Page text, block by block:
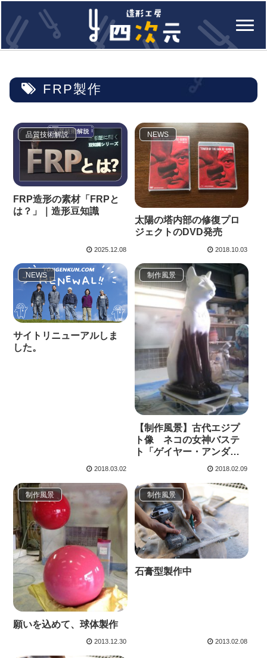
FRP製作
品質技術解説
FRP造形の素材「FRPと
は？」｜造形豆知識
2025.12.08
NEWS
太陽の塔内部の修復プロ
ジェクトのDVD発売
2018.10.03
NEWS
サイトリニューアルしま
した。
2018.03.02
制作風景
【制作風景】古代エジプ
ト像 ネコの女神バステ
ト「ゲイヤー・アンダー
2018.02.09
制作風景
願いを込めて、球体製作
2013.12.30
制作風景
石膏型製作中
2013.02.08